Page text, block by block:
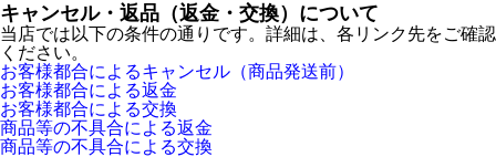
キャンセル・返品（返金・交換）について
当店では以下の条件の通りです。詳細は、各リンク先をご確認
ください。
お客様都合によるキャンセル（商品発送前）
お客様都合による返金
お客様都合による交換
商品等の不具合による返金
商品等の不具合による交換